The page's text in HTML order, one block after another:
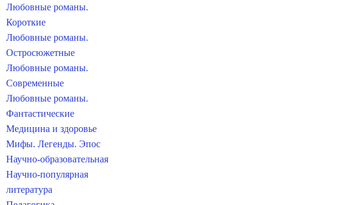
Любовные романы.
Короткие
Любовные романы.
Остросюжетные
Любовные романы.
Современные
Любовные романы.
Фантастические
Медицина и здоровье
Мифы. Легенды. Эпос
Научно-образовательная
Научно-популярная
литература